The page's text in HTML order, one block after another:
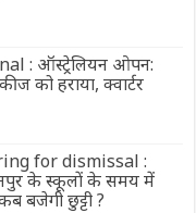
: ऑस्ट्रेलियन ओपन:
को हराया, क्वार्टर
for dismissal :
के स्कूलों के समय में
बजेगी छुट्टी ?